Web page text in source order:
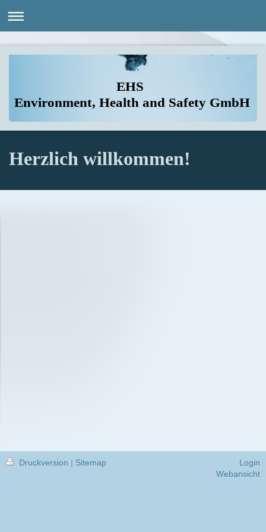
EHS
Environment, Health and Safety GmbH
Herzlich willkommen!
Druckversion | Sitemap
Login
Webansicht